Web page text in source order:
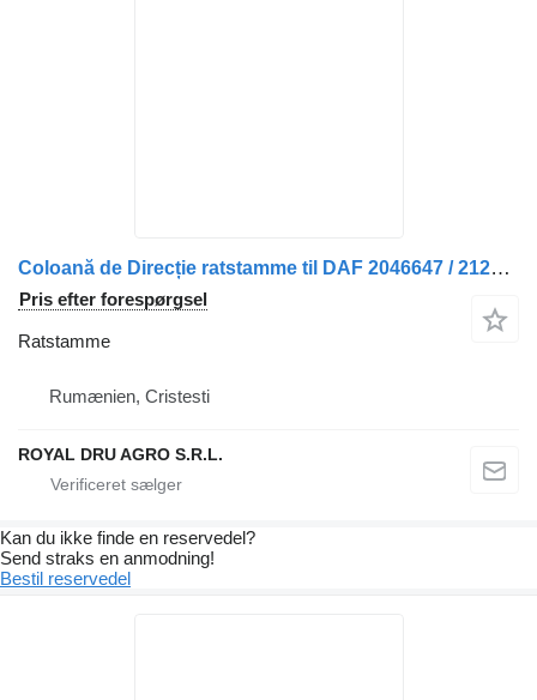
Coloană de Direcție ratstamme til DAF 2046647 / 2121965 / 2036856 / 1980136 / 1865583 lastbil
Pris efter forespørgsel
Ratstamme
Rumænien, Cristesti
ROYAL DRU AGRO S.R.L.
Kan du ikke finde en reservedel?
Send straks en anmodning!
Bestil reservedel